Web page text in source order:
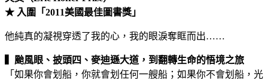
★ 入圍「2011美國最佳圖書獎」
他純真的凝視穿透了我的心，我的眼淚奪眶而出……
▍颱風眼、披頭四、麥迪遜大道，到翻轉生命的悟境之旅
「如果你會划船，你就會划任何一艘船；如果你不會划船，光